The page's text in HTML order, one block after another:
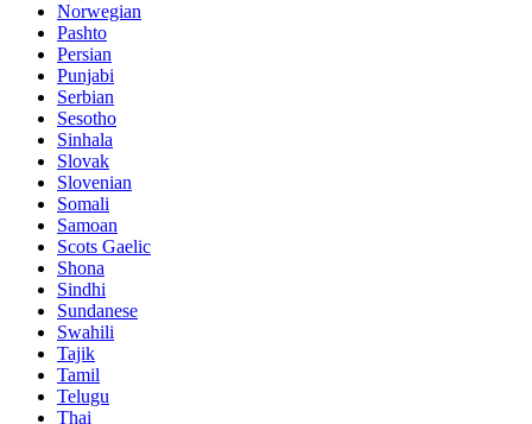
Norwegian
Pashto
Persian
Punjabi
Serbian
Sesotho
Sinhala
Slovak
Slovenian
Somali
Samoan
Scots Gaelic
Shona
Sindhi
Sundanese
Swahili
Tajik
Tamil
Telugu
Thai